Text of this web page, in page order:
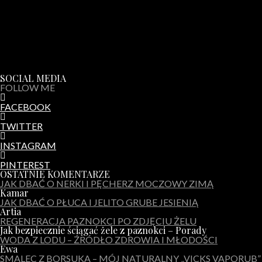
SOCIAL MEDIA
FOLLOW ME
FACEBOOK
TWITTER
INSTAGRAM
PINTEREST
OSTATNIE KOMENTARZE
JAK DBAĆ O NERKI I PĘCHERZ MOCZOWY ZIMĄ
Kamar
JAK DBAĆ O PŁUCA I JELITO GRUBE JESIENIĄ
Artia
REGENERACJA PAZNOKCI PO ZDJĘCIU ŻELU
Jak bezpiecznie ściągać żele z paznokci – Porady
WODA Z LODU – ŹRÓDŁO ZDROWIA I MŁODOŚCI
Ewa
SMALEC Z BORSUKA – MÓJ NATURALNY „VICKS VAPORUB”